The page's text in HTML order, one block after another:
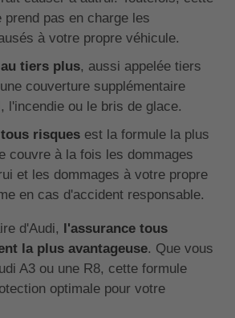
prend pas en charge les
à votre propre véhicule.
tiers plus, aussi appelée tiers
couverture supplémentaire
l'incendie ou le bris de glace.
risquesest la formule la plus
couvre à la fois les dommages
et les dommages à votre propre
en cas d'accident responsable.
d'Audi,
l'assurance tous
la plus avantageuse. Que vous
A3 ou une R8, cette formule
optimale pour votre